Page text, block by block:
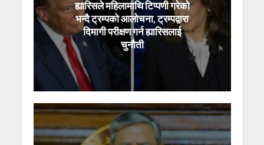
ह्यारिसले महिलामाथि टिप्पणी गरेको
भन्दै ट्रम्पको आलोचना, ट्रम्पद्वारा
दिमागी परीक्षण गर्न ह्यारिसलाई
चुनौती